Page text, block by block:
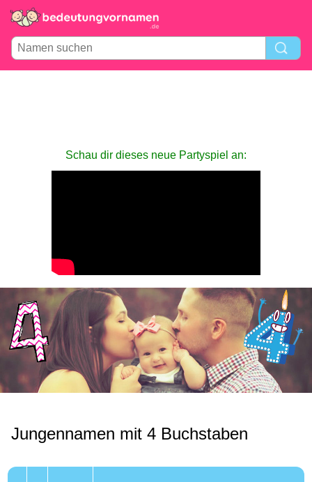
Schau dir dieses neue Partyspiel an:
Jungennamen mit 4 Buchstaben